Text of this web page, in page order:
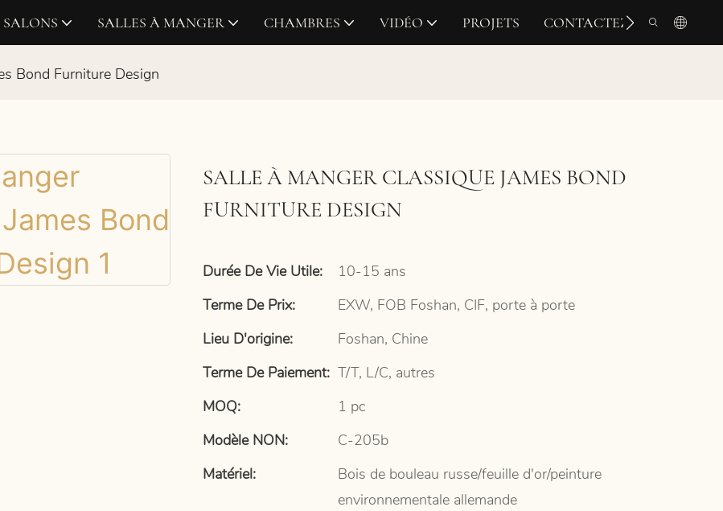
SALONS SALLES À MANGER CHAMBRES VIDÉO PROJETS CONTACTEZ-NOUS
Bond Furniture Design
SALLE À MANGER CLASSIQUE JAMES BOND
FURNITURE DESIGN
Durée De Vie Utile:
10-15 ans
Terme De Prix:
EXW, FOB Foshan, CIF, porte à porte
Lieu D'origine:
Foshan, Chine
Terme De Paiement: T/T, L/C, autres
MOQ:
1 pc
Modèle NON:
C-205b
Matériel:
Bois de bouleau russe/feuille d'or/peinture
environnementale allemande